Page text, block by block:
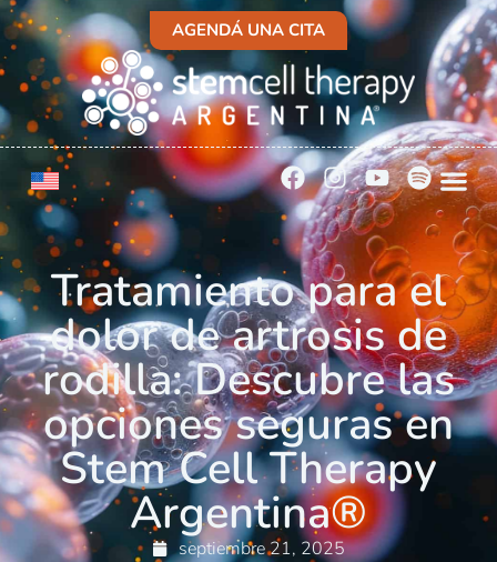
AGENDÁ UNA CITA
Tratamiento para el
dolor de artrosis de
rodilla: Descubre las
opciones seguras en
Stem Cell Therapy
Argentina®
septiembre 21, 2025